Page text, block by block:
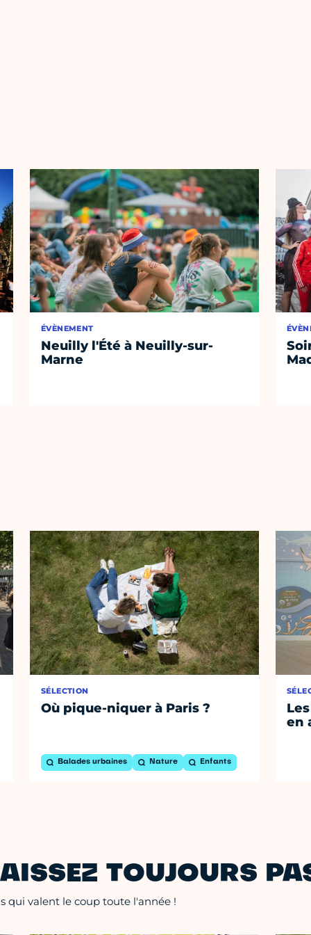
ÉVÈNEMENT
Neuilly l'Été à Neuilly-sur-
Marne
SÉLECTION
Où pique-niquer à Paris ?
Balades urbaines Nature Enfants
en
TOUJOURS
qui valent le coup toute l'année !